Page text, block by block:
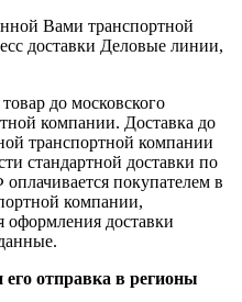
Вами транспортной
доставки Деловые линии,
до московского
компании. Доставка до
транспортной компании
стандартной доставки по
покупателем в
компании,
оформления доставки
отправка в регионы